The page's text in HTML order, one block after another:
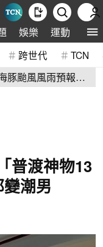
娛樂 運動 全球
跨世代 TCN
豚颱風風雨預報
普渡神物13
潮男